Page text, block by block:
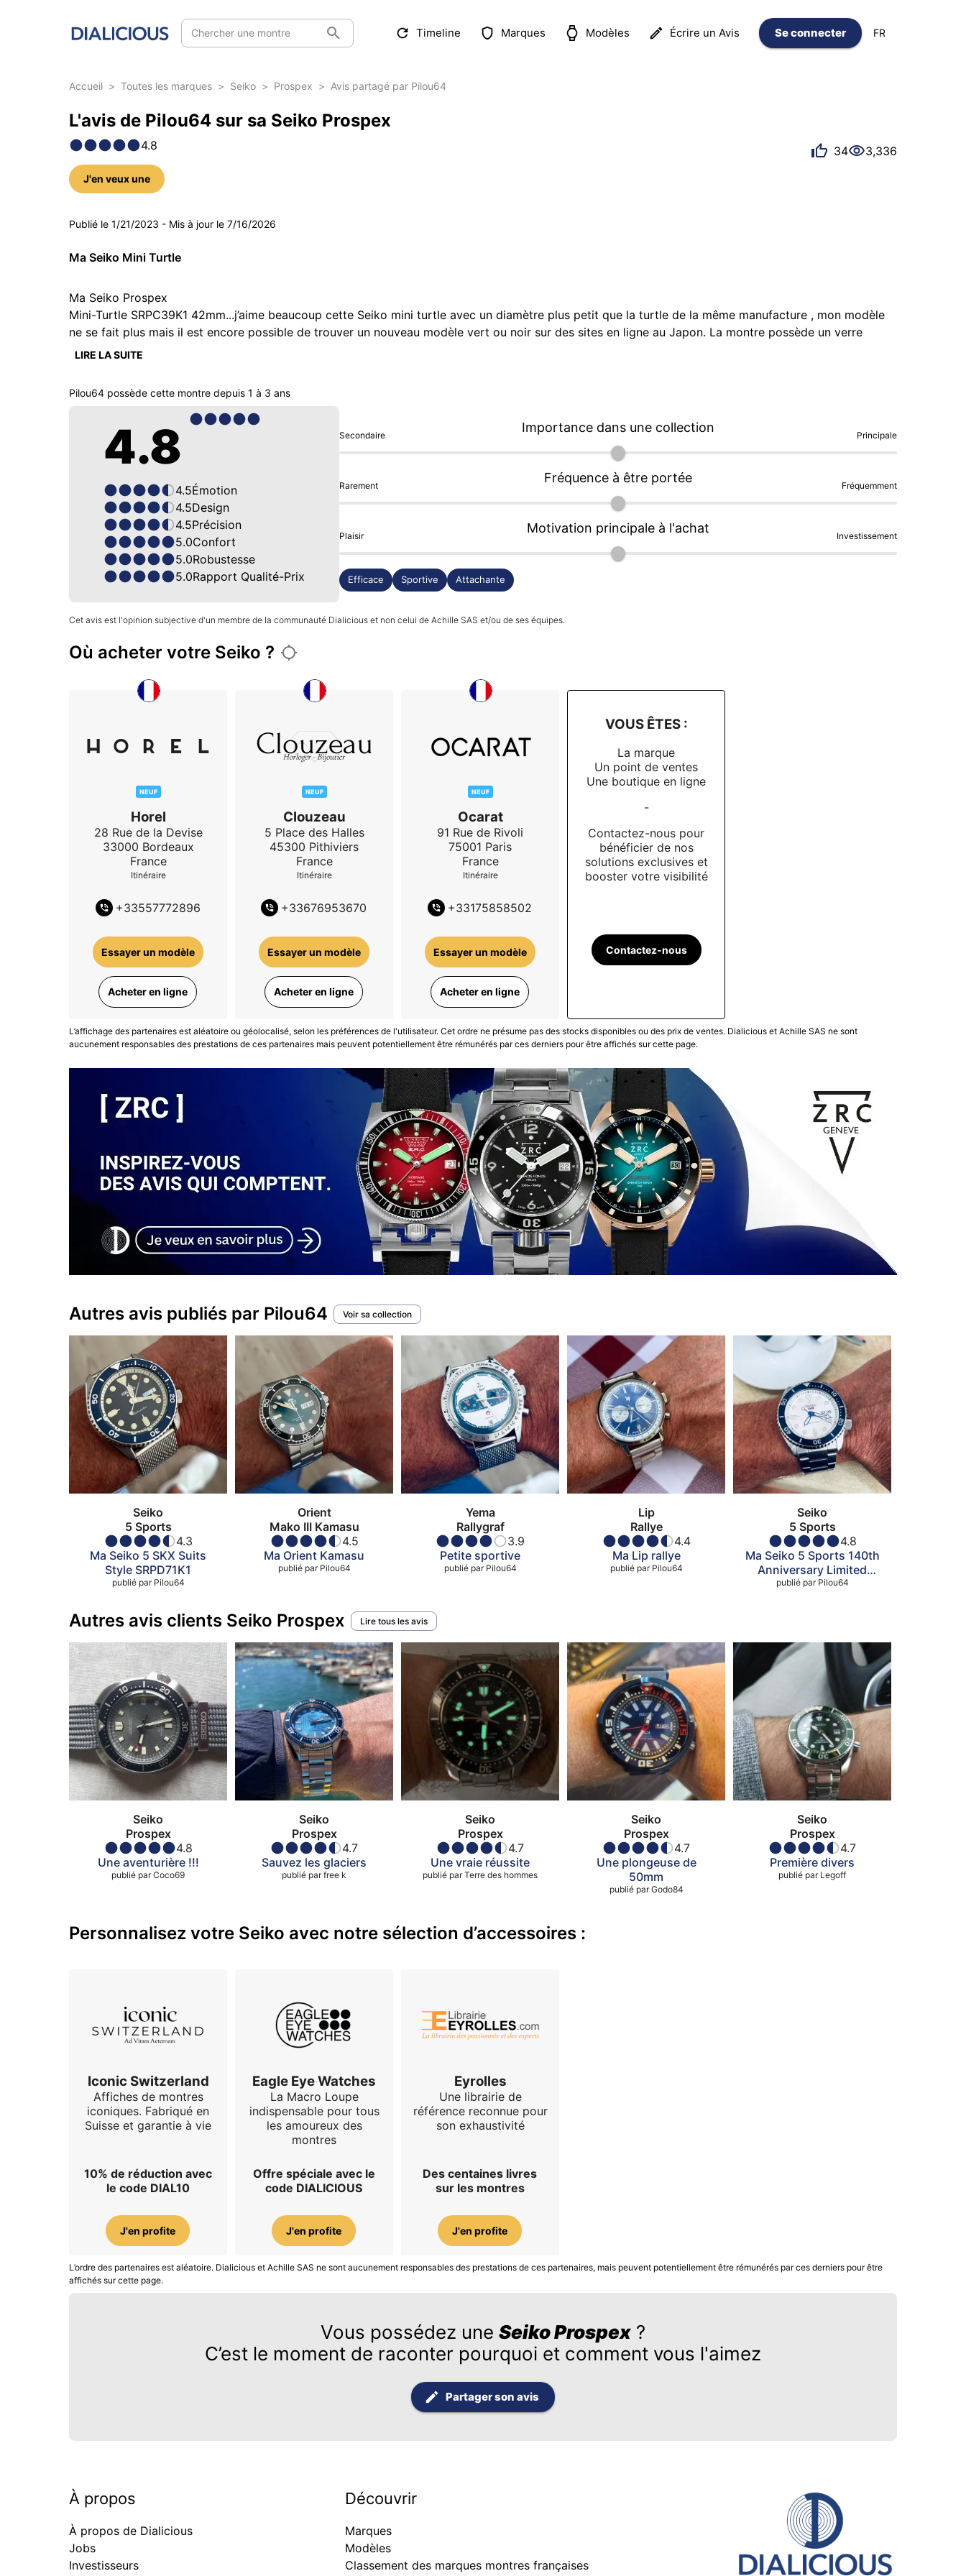
Chercher une montre Timeline Marques Modèles Écrire un Avis Se connecter FR
Accueil > Toutes les marques > Seiko > Prospex > Avis partagé par Pilou64
L'avis de Pilou64 sur sa Seiko Prospex
4.8
J'en veux une
34 3,336
43 photos
Publié le 1/21/2023 - Mis à jour le 7/16/2026
Ma Seiko Mini Turtle
Ma Seiko Prospex
Mini-Turtle SRPC39K1 42mm...j’aime beaucoup cette Seiko mini turtle avec un diamètre plus petit que la turtle de la même manufacture , mon modèle
ne se fait plus mais il est encore possible de trouver un nouveau modèle vert ou noir sur des sites en ligne au Japon. La montre possède un verre
saphir.
LIRE LA SUITE
Pilou64 possède cette montre depuis 1 à 3 ans
4.8
4.5Émotion
4.5Design
4.5Précision
5.0Confort
5.0Robustesse
5.0Rapport Qualité-Prix
Secondaire
Importance dans une collection
Principale
Rarement
Fréquence à être portée
Fréquemment
Plaisir
Motivation principale à l'achat
Investissement
Efficace Sportive Attachante
Cet avis est l'opinion subjective d'un membre de la communauté Dialicious et non celui de Achille SAS et/ou de ses équipes.
Où acheter votre Seiko ?
NEUF
Horel
28 Rue de la Devise
33000 Bordeaux
France
Itinéraire
+33557772896
Essayer un modèle
Acheter en ligne
NEUF
Clouzeau
5 Place des Halles
45300 Pithiviers
France
Itinéraire
+33676953670
Essayer un modèle
Acheter en ligne
NEUF
Ocarat
91 Rue de Rivoli
75001 Paris
France
Itinéraire
+33175858502
Essayer un modèle
Acheter en ligne
VOUS ÊTES :
La marque
Un point de ventes
Une boutique en ligne
-
Contactez-nous pour
bénéficier de nos
solutions exclusives et
booster votre visibilité
Contactez-nous
L’affichage des partenaires est aléatoire ou géolocalisé, selon les préférences de l'utilisateur. Cet ordre ne présume pas des stocks disponibles ou des prix de ventes. Dialicious et Achille SAS ne sont
aucunement responsables des prestations de ces partenaires mais peuvent potentiellement être rémunérés par ces derniers pour être affichés sur cette page.
Autres avis publiés par Pilou64 Voir sa collection
Seiko
5 Sports
4.3
Ma Seiko 5 SKX Suits
Style SRPD71K1
publié par Pilou64
Orient
Mako III Kamasu
4.5
Ma Orient Kamasu
publié par Pilou64
Yema
Rallygraf
3.9
Petite sportive
publié par Pilou64
Lip
Rallye
4.4
Ma Lip rallye
publié par Pilou64
Seiko
5 Sports
4.8
Ma Seiko 5 Sports 140th
Anniversary Limited
Edition
publié par Pilou64
Autres avis clients Seiko Prospex Lire tous les avis
Seiko
Prospex
4.8
Une aventurière !!!
publié par Coco69
Seiko
Prospex
4.7
Sauvez les glaciers
publié par free k
Seiko
Prospex
4.7
Une vraie réussite
publié par Terre des hommes
Seiko
Prospex
4.7
Une plongeuse de
50mm
publié par Godo84
Seiko
Prospex
4.7
Première divers
publié par Legoff
Personnalisez votre Seiko avec notre sélection d’accessoires :
Iconic Switzerland
Affiches de montres
iconiques. Fabriqué en
Suisse et garantie à vie
10% de réduction avec
le code DIAL10
J'en profite
Eagle Eye Watches
La Macro Loupe
indispensable pour tous
les amoureux des
montres
Offre spéciale avec le
code DIALICIOUS
J'en profite
Eyrolles
Une librairie de
référence reconnue pour
son exhaustivité
Des centaines livres
sur les montres
J'en profite
L’ordre des partenaires est aléatoire. Dialicious et Achille SAS ne sont aucunement responsables des prestations de ces partenaires, mais peuvent potentiellement être rémunérés par ces derniers pour être
affichés sur cette page.
Vous possédez une Seiko Prospex ?
C’est le moment de raconter pourquoi et comment vous l'aimez
Partager son avis
À propos
À propos de Dialicious
Jobs
Investisseurs
Découvrir
Marques
Modèles
Classement des marques montres françaises